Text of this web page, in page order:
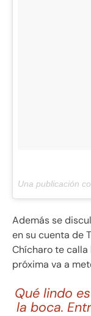
Una publicación
Además se
en su cuenta de
Chícharo te calla
próxima va a
Qué lindo
la boca.